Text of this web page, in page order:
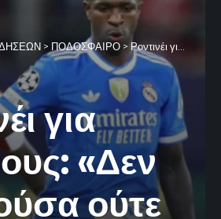
> ΠΟΔΟΣΦΑΙΡΟ > Ροντινέι για Βινίσιους: «Δεν μπορούσα ούτε να τον αγγίξω, είναι υπερβολικά γρήγορος»
για
«Δεν
ούτε